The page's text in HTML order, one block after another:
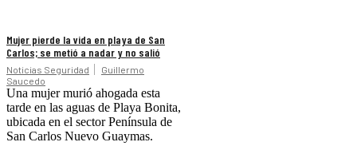
Mujer pierde la vida en playa de San
Carlos; se metió a nadar y no salió
Noticias Seguridad
Guillermo
Saucedo
Una mujer murió ahogada esta
tarde en las aguas de Playa Bonita,
ubicada en el sector Península de
San Carlos Nuevo Guaymas.